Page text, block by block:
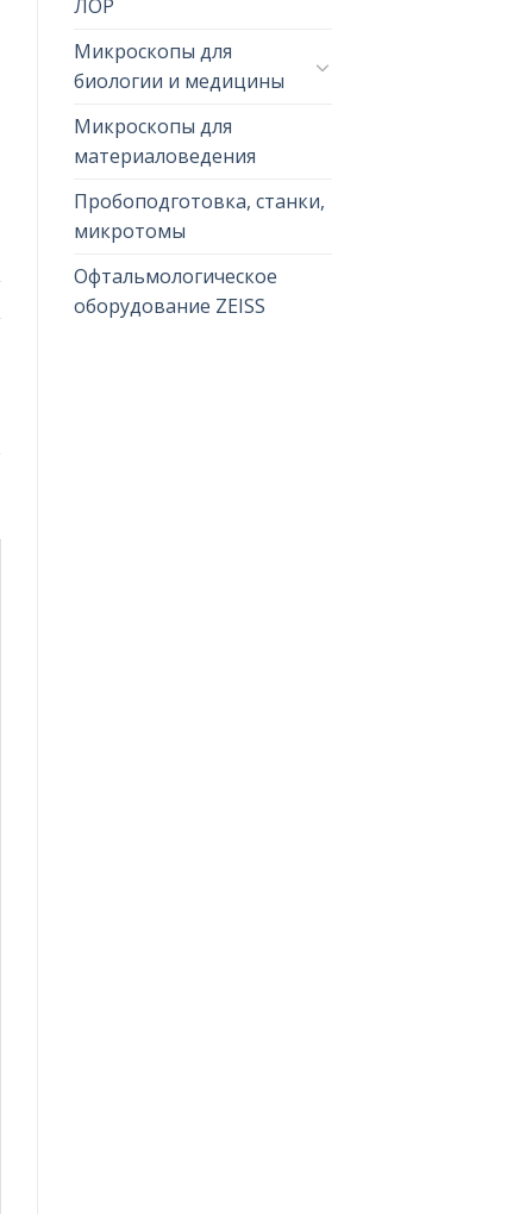
ЛОР
Микроскопы для
биологии и медицины
Микроскопы для
материаловедения
Пробоподготовка, станки,
микротомы
Офтальмологическое
оборудование ZEISS